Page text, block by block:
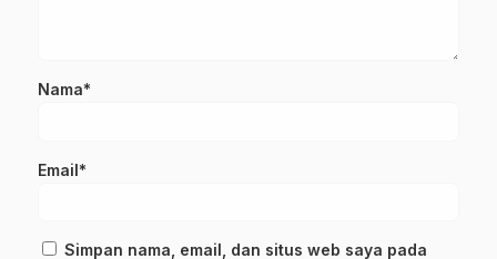
Nama*
Email*
Simpan nama, email, dan situs web saya pada